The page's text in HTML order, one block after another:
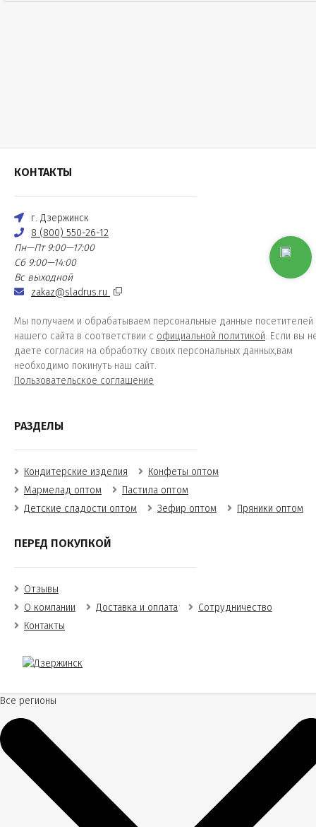
КОНТАКТЫ
г. Дзержинск
8 (800) 550-26-12
Пн—Пт 9:00—17:00
Сб 9:00—14:00
Вс выходной
zakaz@sladrus.ru
Мы получаем и обрабатываем персональные данные посетителей
нашего сайта в соответствии с официальной политикой. Если вы
даете согласия на обработку своих персональных данных,вам
необходимо покинуть наш сайт.
Пользовательское соглашение
РАЗДЕЛЫ
Кондитерские изделия
Конфеты оптом
Мармелад оптом
Пастила оптом
Детские сладости оптом
Зефир оптом Пряники оптом
ПЕРЕД ПОКУПКОЙ
Отзывы
О компании
Доставка и оплата
Сотрудничество
Контакты
Все регионы